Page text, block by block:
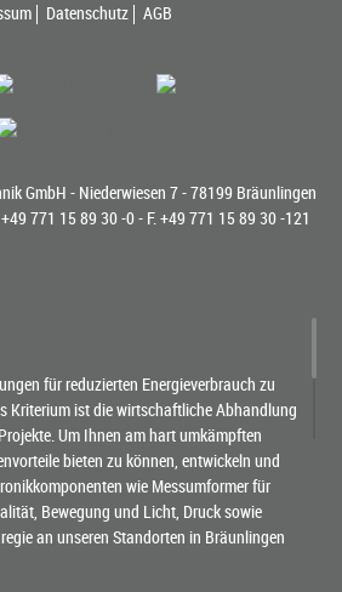
Datenschutz AGB
GmbH - Niederwiesen 7 - 78199 Bräunlingen
+49 771 15 89 30 -0- F. +49 771 15 89 30 -121
für reduzierten Energieverbrauch zu
Kriterium ist die wirtschaftliche Abhandlung
Um Ihnen am hart umkämpften
bieten zu können, entwickeln und
wie Messumformer für
Bewegung und Licht, Druck sowie
an unseren Standorten in Bräunlingen